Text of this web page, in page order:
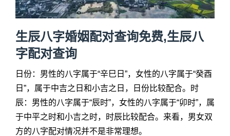
生辰八字婚姻配对查询免费,生辰八
字配对查询
日份：男性的八字属于“辛巳日”，女性的八字属于“癸酉
日”，属于中吉之日和小吉之日，日份比较配合。时
辰：男性的八字属于“辰时”，女性的八字属于“卯时”，属
于中平之时和小吉之时，时辰比较配合。来看，男女双
方的八字配对情况并不是非常理想。